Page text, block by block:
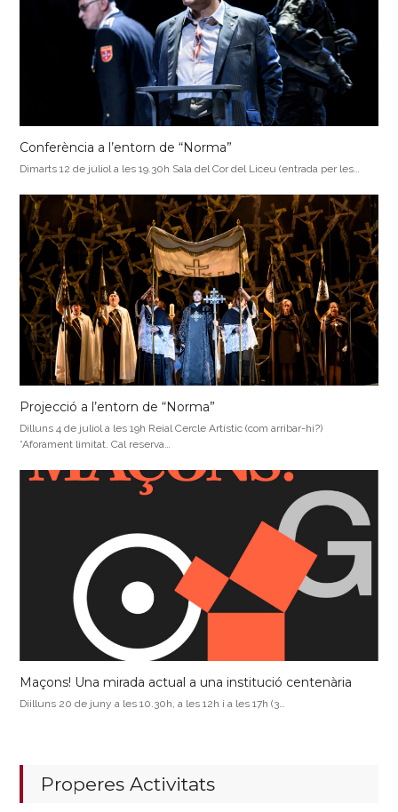
Conferència a l’entorn de “Norma”
Dimarts 12 de juliol a les 19.30h Sala del Cor del Liceu (entrada per les…
Projecció a l’entorn de “Norma”
Dilluns 4 de juliol a les 19h Reial Cercle Artístic (com arribar-hi?)
*Aforament limitat. Cal reserva…
Maçons! Una mirada actual a una institució centenària
Diilluns 20 de juny a les 10.30h, a les 12h i a les 17h (3…
Properes Activitats